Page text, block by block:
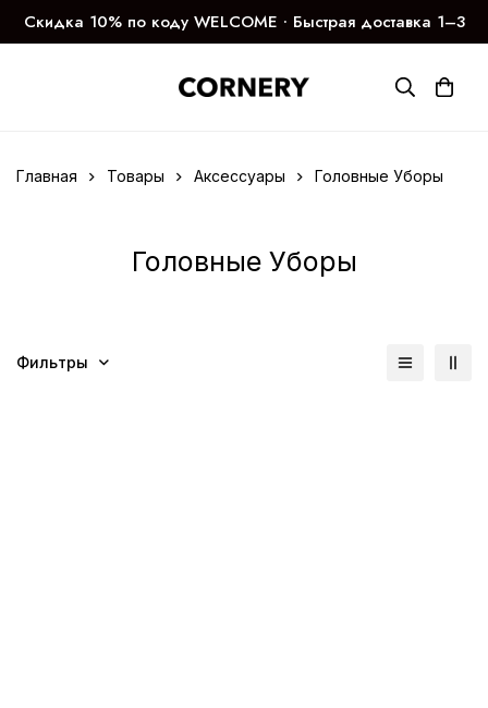
Скидка 10% по коду WELCOME ∙ Быстрая доставка 1–3
дня
Главная Товары Аксессуары Головные Уборы
Головные Уборы
Фильтры